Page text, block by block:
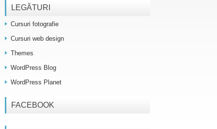
LEGĂTURI
Cursuri fotografie
Cursuri web design
Themes
WordPress Blog
WordPress Planet
FACEBOOK